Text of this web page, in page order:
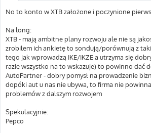
No to konto w XTB założone i poczynione
Na long:
XTB - mają ambitne plany rozwoju ale nie są
zrobiłem ich ankietę to sondują/porównują z
tego jak wprowadzą IKE/IKZE a utrzyma się
razie wszystko na to wskazuje) to powinno dać
AutoPartner - dobry pomysł na prowadzenie
dopóki aut u nas nie ubywa, to firma nie
problemów z dalszym rozwojem
Spekulacyjnie:
Pepco